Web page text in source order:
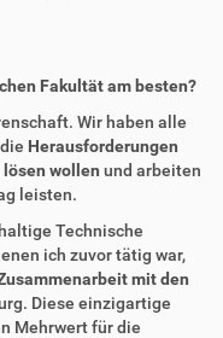
Fakultät am besten?
Wir haben alle
Herausforderungen
wollen und arbeiten
leisten.
Technische
ich zuvor tätig war,
mit den
Diese einzigartige
Mehrwert für die